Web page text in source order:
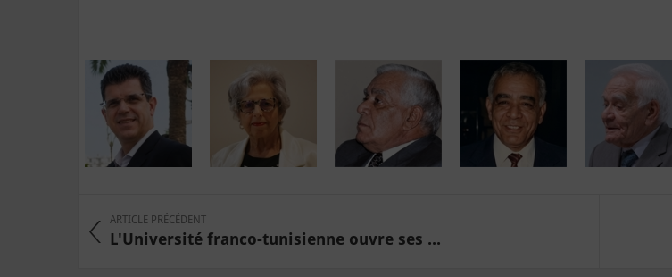
ARTICLE PRÉCÉDENT
L'Université franco-tunisienne ouvre ses ...